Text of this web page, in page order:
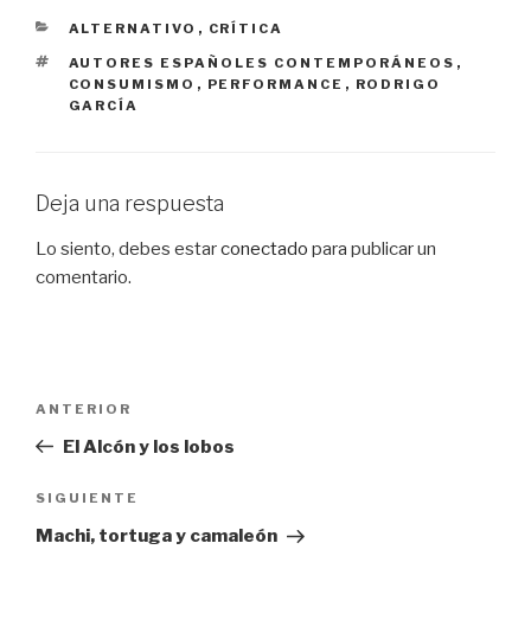
CATEGORÍAS
ALTERNATIVO , CRÍTICA
ETIQUETAS
AUTORES ESPAÑOLES CONTEMPORÁNEOS ,
CONSUMISMO , PERFORMANCE , RODRIGO
GARCÍA
Deja una respuesta
Lo siento, debes estarconectado para publicar un
comentario.
entradas
Entrada
anterior:
ANTERIOR
El Alcón y los lobos
Siguiente
entrada
SIGUIENTE
Machi, tortuga y camaleón